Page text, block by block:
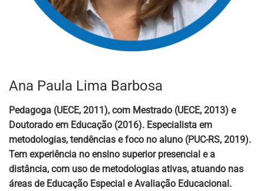
Ana Paula Lima Barbosa
Pedagoga (UECE, 2011), com Mestrado (UECE, 2013) e
Doutorado em Educação (2016). Especialista em
metodologias, tendências e foco no aluno (PUC-RS, 2019).
Tem experiência no ensino superior presencial e a
distância, com uso de metodologias ativas, atuando nas
áreas de Educação Especial e Avaliação Educacional.